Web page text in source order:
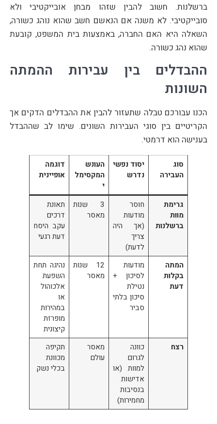
ברשלנות. חשוב להבין שזהו מבחן אובייקטיבי ולא
סובייקטיבי. לא משנה אם הנאשם חשב שהוא נוהג כשורה,
השאלה היא האם החברה, באמצעות בית המשפט, קובעת
שהוא נהג כשורה.
ההבדלים בין עבירות ההמתה
השונות
הכנו עבורכם טבלה שתעזור להבין את ההבדלים הדקים אך
הקריטיים בין סוגי העבירות השונים. שימו לב שההבדל
בענישה הוא דרמטי.
סוג
העבירה
יסוד נפשי
נדרש
העונש
המקסימל
י
דוגמה
אופיינית
גרימת
מוות
ברשלנות
חוסר
מודעות
(אך היה
צריך
לדעת)
3 שנות
מאסר
תאונת
דרכים
עקב היסח
דעת רגעי
המתה
בקלות
דעת
מודעות
לסיכון +
נטילת
סיכון בלתי
סביר
12 שנות
מאסר
נהיגה תחת
השפעת
אלכוהול
או
במהירות
מופרזת
קיצונית
רצח
כוונה
לגרום
למוות (או
אדישות
בנסיבות
מחמירות)
מאסר
עולם
תקיפה
מכוונת
בכלי נשק